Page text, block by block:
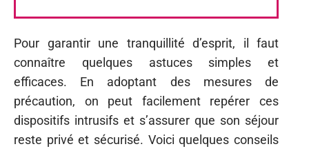
Pour garantir une tranquillité d’esprit, il faut
connaître quelques astuces simples et
efficaces. En adoptant des mesures de
précaution, on peut facilement repérer ces
dispositifs intrusifs et s’assurer que son séjour
reste privé et sécurisé. Voici quelques conseils